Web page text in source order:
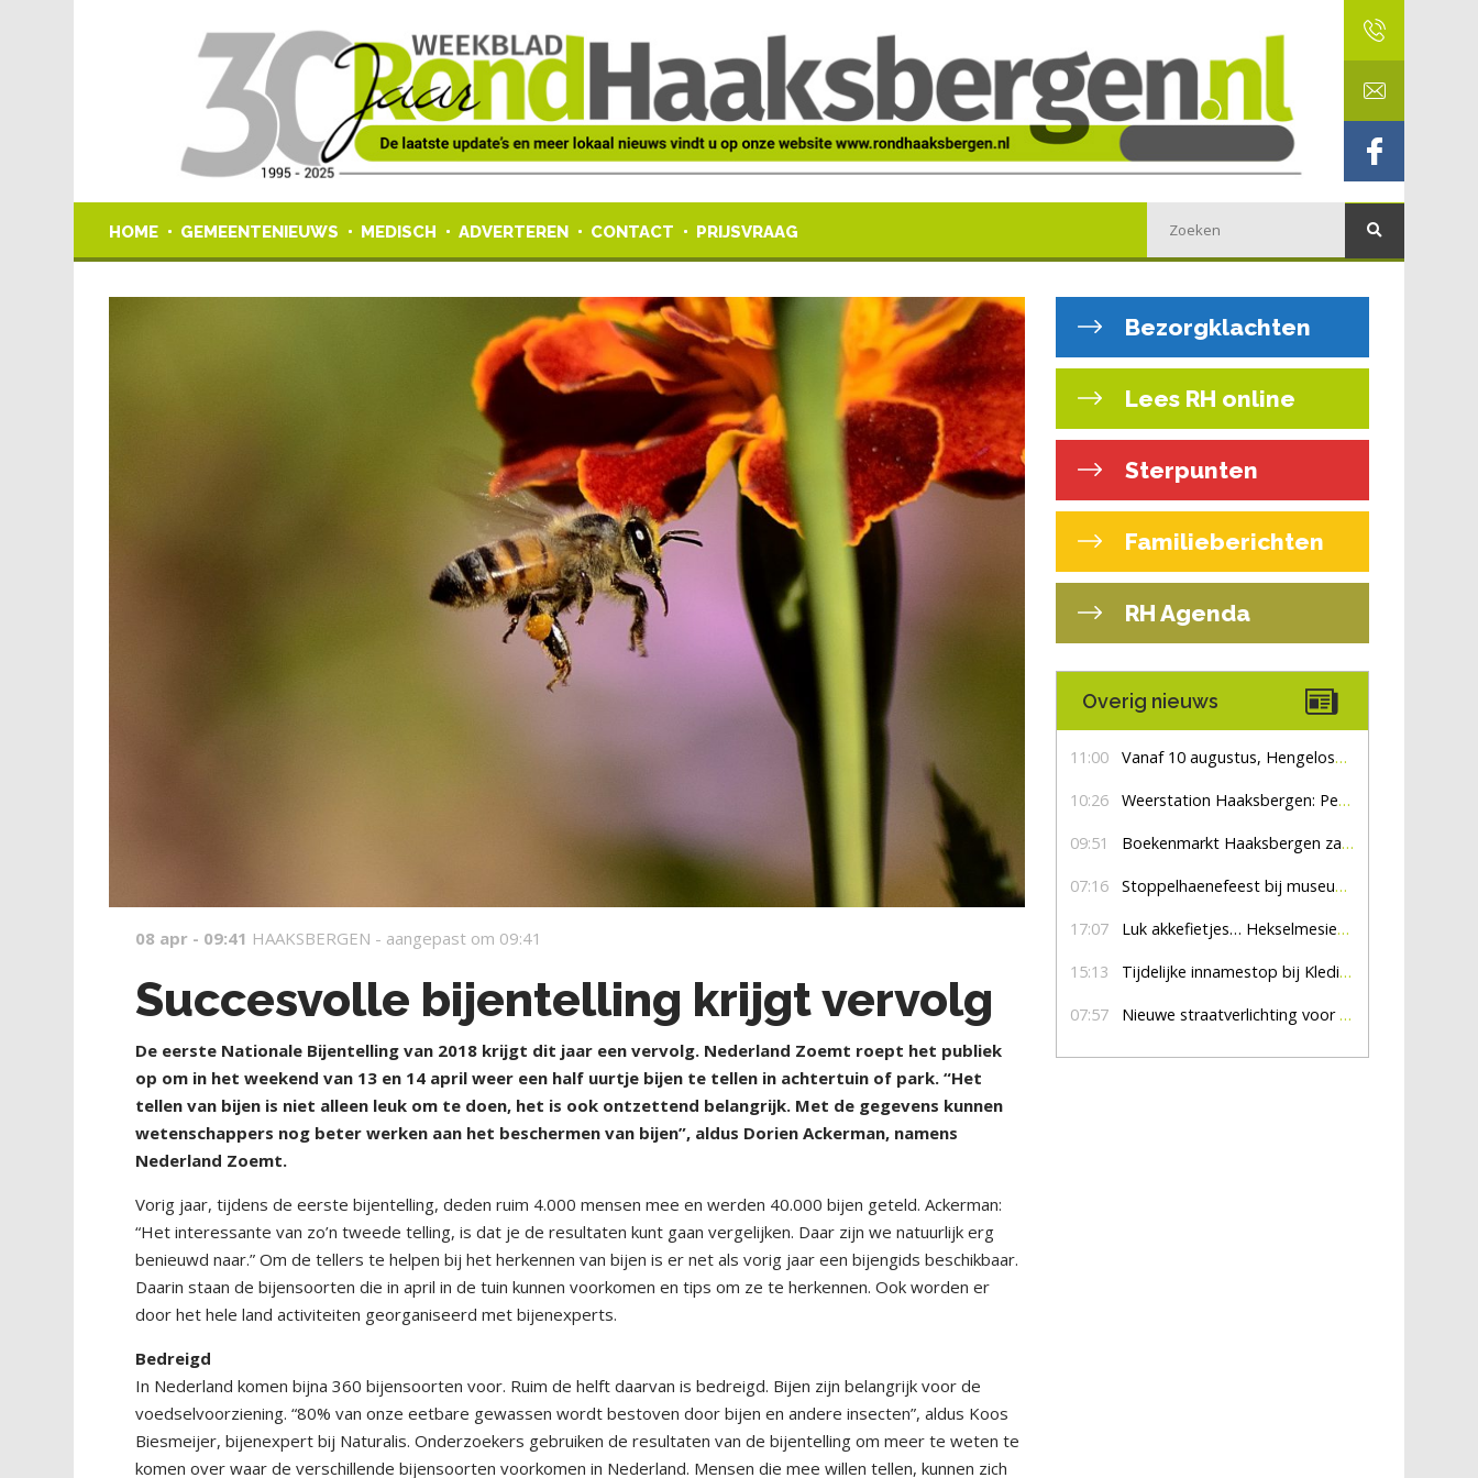
HOME GEMEENTENIEUWS MEDISCH ADVERTEREN CONTACT PRIJSVRAAG
08 apr - 09:41 HAAKSBERGEN - aangepast om 09:41
Succesvolle bijentelling krijgt vervolg
De eerste Nationale Bijentelling van 2018 krijgt dit jaar een vervolg. Nederland Zoemt roept het publiek
op om in het weekend van 13 en 14 april weer een half uurtje bijen te tellen in achtertuin of park. “Het
tellen van bijen is niet alleen leuk om te doen, het is ook ontzettend belangrijk. Met de gegevens kunnen
wetenschappers nog beter werken aan het beschermen van bijen”, aldus Dorien Ackerman, namens
Nederland Zoemt.
Vorig jaar, tijdens de eerste bijentelling, deden ruim 4.000 mensen mee en werden 40.000 bijen geteld. Ackerman:
“Het interessante van zo’n tweede telling, is dat je de resultaten kunt gaan vergelijken. Daar zijn we natuurlijk erg
benieuwd naar.” Om de tellers te helpen bij het herkennen van bijen is er net als vorig jaar een bijengids beschikbaar.
Daarin staan de bijensoorten die in april in de tuin kunnen voorkomen en tips om ze te herkennen. Ook worden er
door het hele land activiteiten georganiseerd met bijenexperts.
Bedreigd
In Nederland komen bijna 360 bijensoorten voor. Ruim de helft daarvan is bedreigd. Bijen zijn belangrijk voor de
voedselvoorziening. “80% van onze eetbare gewassen wordt bestoven door bijen en andere insecten”, aldus Koos
Biesmeijer, bijenexpert bij Naturalis. Onderzoekers gebruiken de resultaten van de bijentelling om meer te weten te
komen over waar de verschillende bijensoorten voorkomen in Nederland. Mensen die mee willen tellen, kunnen zich
Bezorgklachten
Lees RH online
Sterpunten
Familieberichten
RH Agenda
Overig nieuws
11:00 Vanaf 10 augustus, Hengelosestraat drie weken dicht voor doorgaand verkeer
10:26 Weerstation Haaksbergen: Perioden met zon en droog
09:51 Boekenmarkt Haaksbergen zaterdag 8 augustus, marktplein Haaksbergen
07:16 Stoppelhaenefeest bij museum De Lebbenbrugge
17:07 Luk akkefietjes… HekselmesienHarry
15:13 Tijdelijke innamestop bij Kledingbank Stefania
07:57 Nieuwe straatverlichting voor De Veldmaat en De Pas